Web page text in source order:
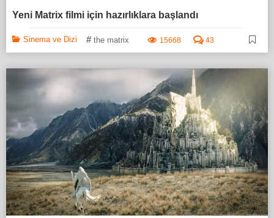
Yeni Matrix filmi için hazırlıklara başlandı
Sinema ve Dizi # the matrix 15668 43